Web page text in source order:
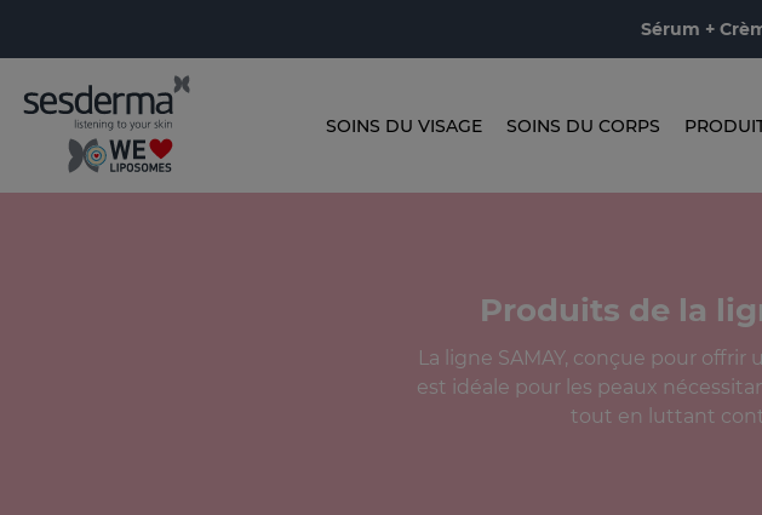
Sérum +
SOINS DU VISAGE SOINS DU CORPS
Produits de la
La ligne SAMAY, conçue pour
est idéale pour les peaux
tout en luttant